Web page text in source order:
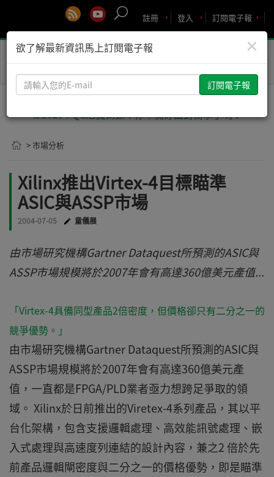
訂閱電子報
登入
註冊
Toggle
🚨2029 PQC危機倒數！你準備好面對衝擊了嗎？
> 市場分析
Xilinx推出Virtex-4目標瞄準
ASIC與ASSP市場
2004-07-05 童儀展
由市場研究機構Gartner Dataquest所預測的ASIC與
ASSP市場規模將於2007年會有高達360億美元產值...
「Virtex-4具備同型產品2倍密度，但價格卻只有二分之一的
競爭優勢。」
由市場研究機構Gartner Dataquest所預測的ASIC與
ASSP市場規模將於2007年會有高達360億美元產
值，一直都是FPGA/PLD業者亟力想跨足爭取的領
域。 Xilinx於日前推出的Viretex-4系列產品，其以平
台化架構，包含支援邏輯處理、高效能訊號處理、嵌
入式處理與高速度列連結的設計內容，兼之2 倍於先
前產品邏輯閘密度與二分之一的價格優勢，即是瞄準
×
欲了解最新資訊馬上訂閱電子報
請
輸
您
的
E-